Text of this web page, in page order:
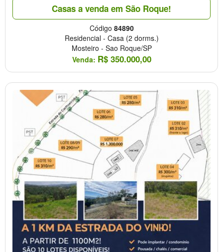
Casas a venda em São Roque!
Código 84890
Residencial - Casa (2 dorms.)
Mosteiro - Sao Roque/SP
Venda: R$ 350.000,00